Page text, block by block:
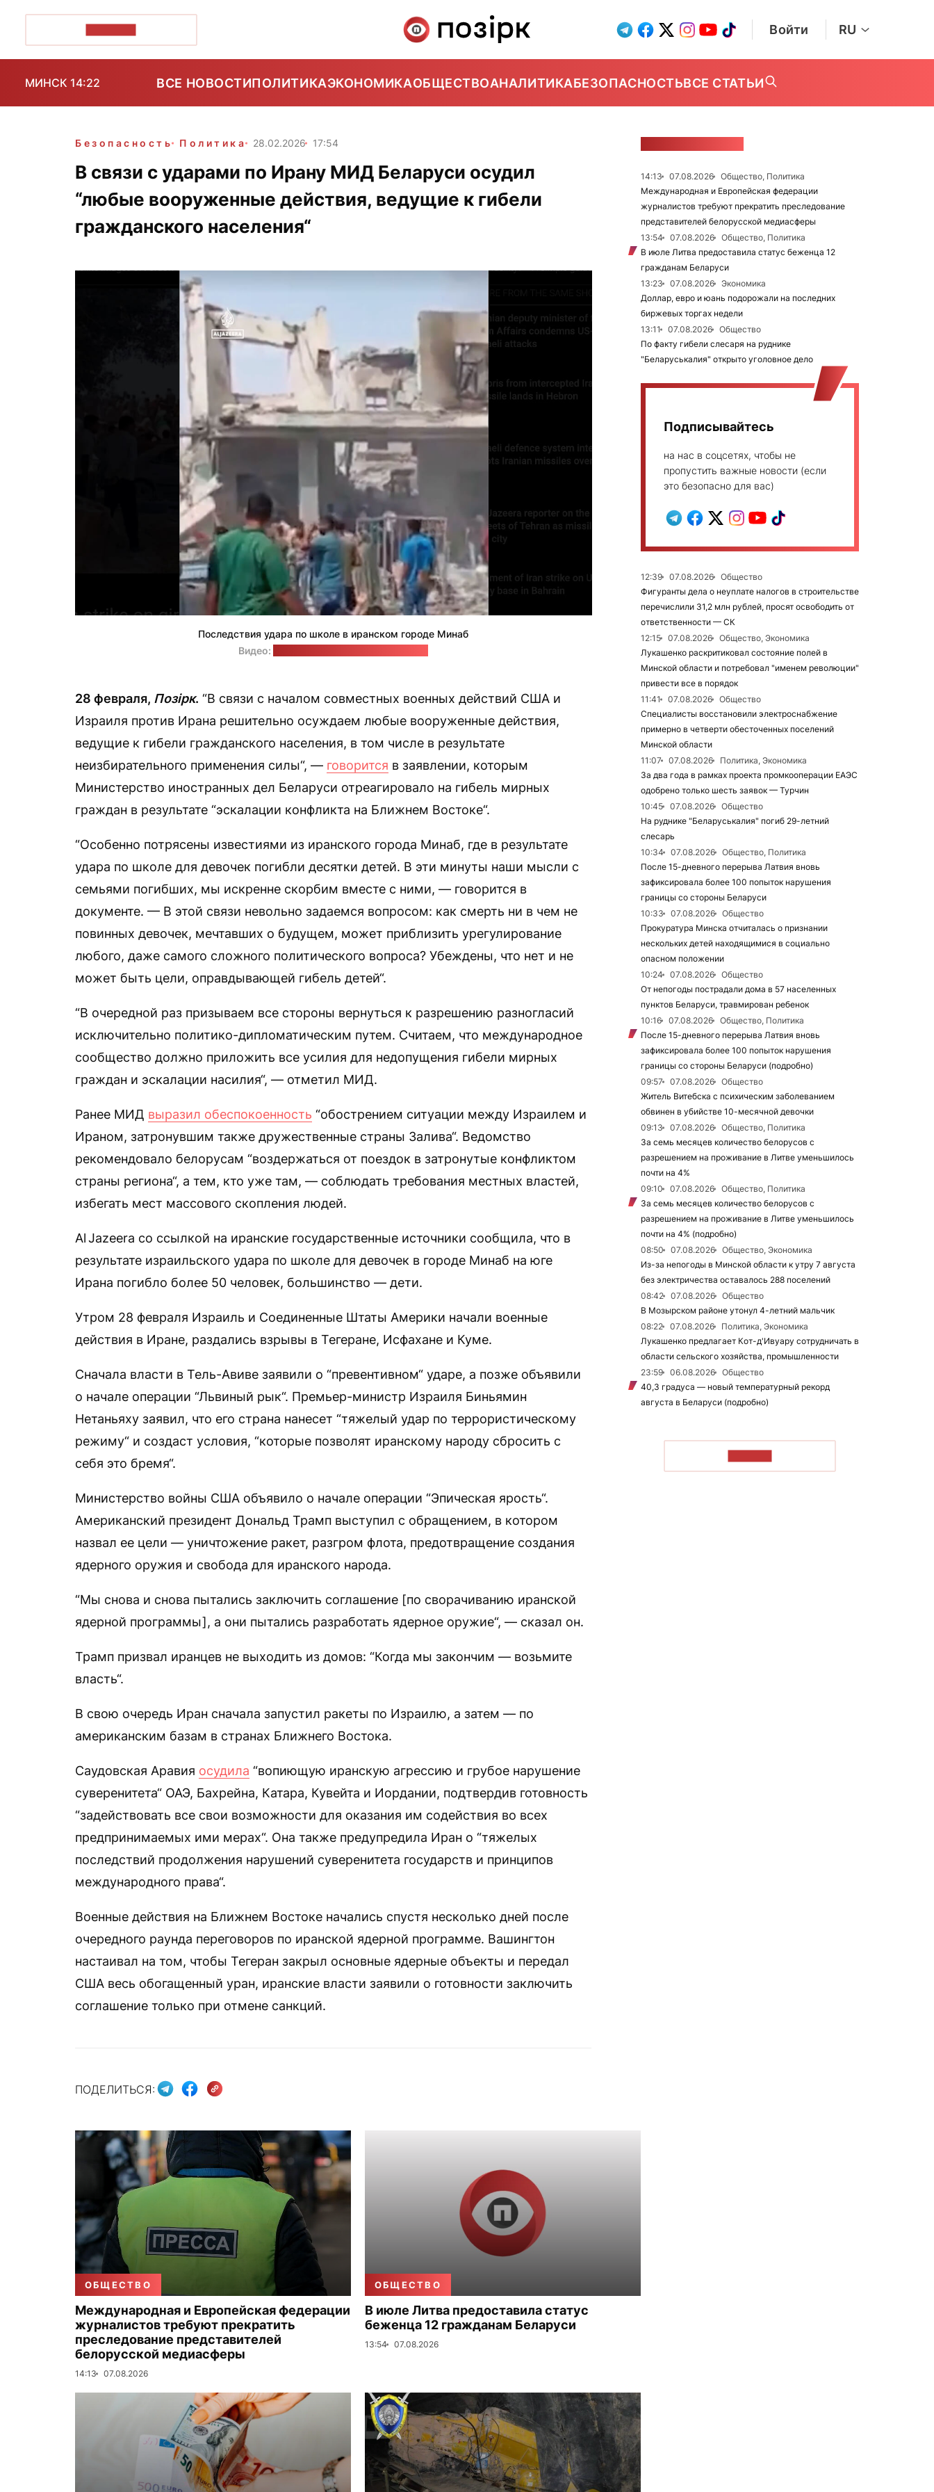
Войти RU
МИНСК 14:22 ВСЕ НОВОСТИПОЛИТИКАЭКОНОМИКАОБЩЕСТВОАНАЛИТИКАБЕЗОПАСНОСТЬВСЕ СТАТЬИ
Безопасность Политика 28.02.2026 17:54
В связи с ударами по Ирану МИД Беларуси осудил
“любые вооруженные действия, ведущие к гибели
гражданского населения“
Последствия удара по школе в иранском городе Минаб
Видео:
28 февраля, Позірк. “В связи с началом совместных военных действий США и
Израиля против Ирана решительно осуждаем любые вооруженные действия,
ведущие к гибели гражданского населения, в том числе в результате
неизбирательного применения силы“, — говорится в заявлении, которым
Министерство иностранных дел Беларуси отреагировало на гибель мирных
граждан в результате “эскалации конфликта на Ближнем Востоке“.
“Особенно потрясены известиями из иранского города Минаб, где в результате
удара по школе для девочек погибли десятки детей. В эти минуты наши мысли с
семьями погибших, мы искренне скорбим вместе с ними, — говорится в
документе. — В этой связи невольно задаемся вопросом: как смерть ни в чем не
повинных девочек, мечтавших о будущем, может приблизить урегулирование
любого, даже самого сложного политического вопроса? Убеждены, что нет и не
может быть цели, оправдывающей гибель детей“.
“В очередной раз призываем все стороны вернуться к разрешению разногласий
исключительно политико-дипломатическим путем. Считаем, что международное
сообщество должно приложить все усилия для недопущения гибели мирных
граждан и эскалации насилия“, — отметил МИД.
Ранее МИД выразил обеспокоенность “обострением ситуации между Израилем и
Ираном, затронувшим также дружественные страны Залива“. Ведомство
рекомендовало белорусам “воздержаться от поездок в затронутые конфликтом
страны региона“, а тем, кто уже там, — соблюдать требования местных властей,
избегать мест массового скопления людей.
Al Jazeera со ссылкой на иранские государственные источники сообщила, что в
результате израильского удара по школе для девочек в городе Минаб на юге
Ирана погибло более 50 человек, большинство — дети.
Утром 28 февраля Израиль и Соединенные Штаты Америки начали военные
действия в Иране, раздались взрывы в Тегеране, Исфахане и Куме.
Сначала власти в Тель-Авиве заявили о “превентивном“ ударе, а позже объявили
о начале операции “Львиный рык“. Премьер-министр Израиля Биньямин
Нетаньяху заявил, что его страна нанесет “тяжелый удар по террористическому
режиму“ и создаст условия, “которые позволят иранскому народу сбросить с
себя это бремя“.
Министерство войны США объявило о начале операции “Эпическая ярость“.
Американский президент Дональд Трамп выступил с обращением, в котором
назвал ее цели — уничтожение ракет, разгром флота, предотвращение создания
ядерного оружия и свобода для иранского народа.
“Мы снова и снова пытались заключить соглашение [по сворачиванию иранской
ядерной программы], а они пытались разработать ядерное оружие“, — сказал он.
Трамп призвал иранцев не выходить из домов: “Когда мы закончим — возьмите
власть“.
В свою очередь Иран сначала запустил ракеты по Израилю, а затем — по
американским базам в странах Ближнего Востока.
Саудовская Аравия осудила “вопиющую иранскую агрессию и грубое нарушение
суверенитета“ ОАЭ, Бахрейна, Катара, Кувейта и Иордании, подтвердив готовность
“задействовать все свои возможности для оказания им содействия во всех
предпринимаемых ими мерах“. Она также предупредила Иран о “тяжелых
последствий продолжения нарушений суверенитета государств и принципов
международного права“.
Военные действия на Ближнем Востоке начались спустя несколько дней после
очередного раунда переговоров по иранской ядерной программе. Вашингтон
настаивал на том, чтобы Тегеран закрыл основные ядерные объекты и передал
США весь обогащенный уран, иранские власти заявили о готовности заключить
соглашение только при отмене санкций.
ПОДЕЛИТЬСЯ:
ОБЩЕСТВО
Международная и Европейская федерации
журналистов требуют прекратить
преследование представителей
белорусской медиасферы
14:13 07.08.2026
ОБЩЕСТВО
В июле Литва предоставила статус
беженца 12 гражданам Беларуси
13:54 07.08.2026
14:13 07.08.2026
Общество, Политика
Международная и Европейская федерации
журналистов требуют прекратить преследование
представителей белорусской медиасферы
13:54
07.08.2026
Общество, Политика
В июле Литва предоставила статус беженца 12
гражданам Беларуси
13:23
07.08.2026
Экономика
Доллар, евро и юань подорожали на последних
биржевых торгах недели
13:11
07.08.2026
Общество
По факту гибели слесаря на руднике
"Беларуськалия" открыто уголовное дело
Подписывайтесь
на нас в соцсетях, чтобы не
пропустить важные новости (если
это безопасно для вас)
12:39 07.08.2026
Общество
Фигуранты дела о неуплате налогов в строительстве
перечислили 31,2 млн рублей, просят освободить от
ответственности — СК
12:15
07.08.2026
Общество, Экономика
Лукашенко раскритиковал состояние полей в
Минской области и потребовал "именем революции"
привести все в порядок
11:41
07.08.2026
Общество
Специалисты восстановили электроснабжение
примерно в четверти обесточенных поселений
Минской области
11:07
07.08.2026
Политика, Экономика
За два года в рамках проекта промкооперации ЕАЭС
одобрено только шесть заявок — Турчин
10:45
07.08.2026
Общество
На руднике "Беларуськалия" погиб 29-летний
слесарь
10:34
07.08.2026
Общество, Политика
После 15-дневного перерыва Латвия вновь
зафиксировала более 100 попыток нарушения
границы со стороны Беларуси
10:33
07.08.2026
Общество
Прокуратура Минска отчиталась о признании
нескольких детей находящимися в социально
опасном положении
10:24
07.08.2026
Общество
От непогоды пострадали дома в 57 населенных
пунктов Беларуси, травмирован ребенок
10:16
07.08.2026
Общество, Политика
После 15-дневного перерыва Латвия вновь
зафиксировала более 100 попыток нарушения
границы со стороны Беларуси (подробно)
09:57
07.08.2026
Общество
Житель Витебска с психическим заболеванием
обвинен в убийстве 10-месячной девочки
09:13
07.08.2026
Общество, Политика
За семь месяцев количество белорусов с
разрешением на проживание в Литве уменьшилось
почти на 4%
09:10
07.08.2026
Общество, Политика
За семь месяцев количество белорусов с
разрешением на проживание в Литве уменьшилось
почти на 4% (подробно)
08:50
07.08.2026
Общество, Экономика
Из-за непогоды в Минской области к утру 7 августа
без электричества оставалось 288 поселений
08:42
07.08.2026
Общество
В Мозырском районе утонул 4-летний мальчик
08:22
07.08.2026
Политика, Экономика
Лукашенко предлагает Кот-д'Ивуару сотрудничать в
области сельского хозяйства, промышленности
23:59
06.08.2026
Общество
40,3 градуса — новый температурный рекорд
августа в Беларуси (подробно)